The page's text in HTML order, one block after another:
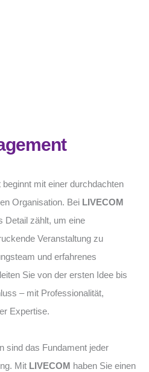
mit einer durchdachten
Organisation. Bei LIVECOM
Detail zählt, um eine
Veranstaltung zu
und erfahrenes
Sie von der ersten Idee bis
– mit Professionalität,
Expertise.
sind das Fundament jeder
Mit LIVECOM haben Sie einen